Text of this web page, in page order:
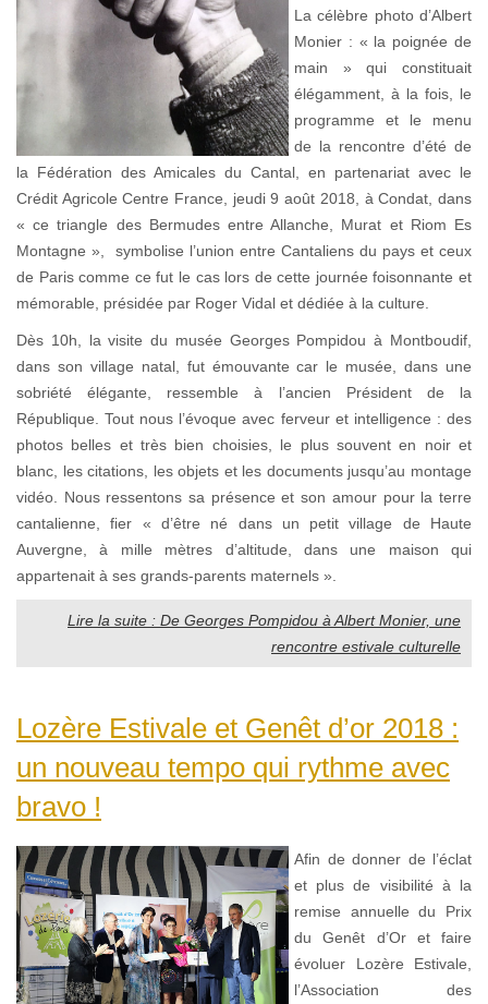
La célèbre photo d’Albert
Monier : « la poignée de
main » qui constituait
élégamment, à la fois, le
programme et le menu
de la rencontre d’été de
la Fédération des Amicales du Cantal, en partenariat avec le
Crédit Agricole Centre France, jeudi 9 août 2018, à Condat, dans
« ce triangle des Bermudes entre Allanche, Murat et Riom Es
Montagne », symbolise l’union entre Cantaliens du pays et ceux
de Paris comme ce fut le cas lors de cette journée foisonnante et
mémorable, présidée par Roger Vidal et dédiée à la culture.
Dès 10h, la visite du musée Georges Pompidou à Montboudif,
dans son village natal, fut émouvante car le musée, dans une
sobriété élégante, ressemble à l’ancien Président de la
République. Tout nous l’évoque avec ferveur et intelligence : des
photos belles et très bien choisies, le plus souvent en noir et
blanc, les citations, les objets et les documents jusqu’au montage
vidéo. Nous ressentons sa présence et son amour pour la terre
cantalienne, fier « d’être né dans un petit village de Haute
Auvergne, à mille mètres d’altitude, dans une maison qui
appartenait à ses grands-parents maternels ».
Lire la suite : De Georges Pompidou à Albert Monier, une
rencontre estivale culturelle
Lozère Estivale et Genêt d’or 2018 :
un nouveau tempo qui rythme avec
bravo !
Afin de donner de l’éclat
et plus de visibilité à la
remise annuelle du Prix
du Genêt d’Or et faire
évoluer Lozère Estivale,
l’Association des